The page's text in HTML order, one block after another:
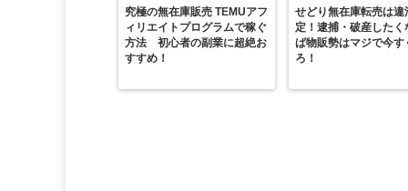
究極の無在庫販売 TEMUアフ
ィリエイトプログラムで稼ぐ
方法 初心者の副業に超絶お
すすめ！
せどり無在庫転売は違
定！逮捕・破産したく
ば物販勢はマジで今す
ろ！